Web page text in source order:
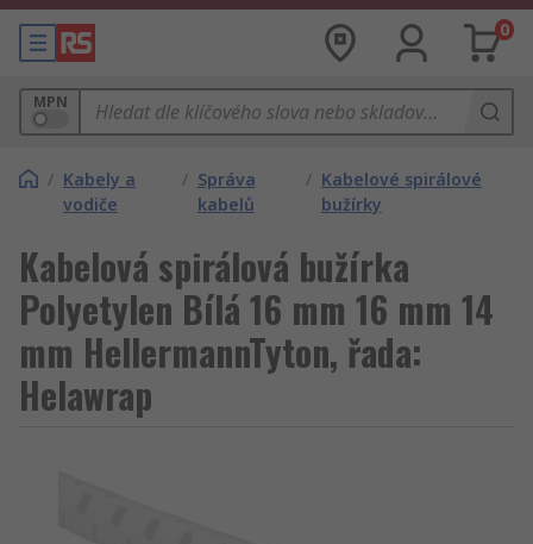
0
MPN
/ Kabely a
vodiče
/ Správa
kabelů
/ Kabelové spirálové
bužírky
Kabelová spirálová bužírka
Polyetylen Bílá 16 mm 16 mm 14
mm HellermannTyton, řada:
Helawrap